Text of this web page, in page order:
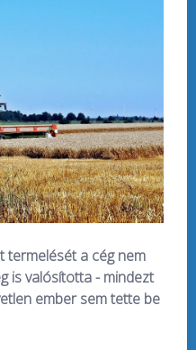
termelését a cég nem
is valósította - mindezt
ember sem tette be